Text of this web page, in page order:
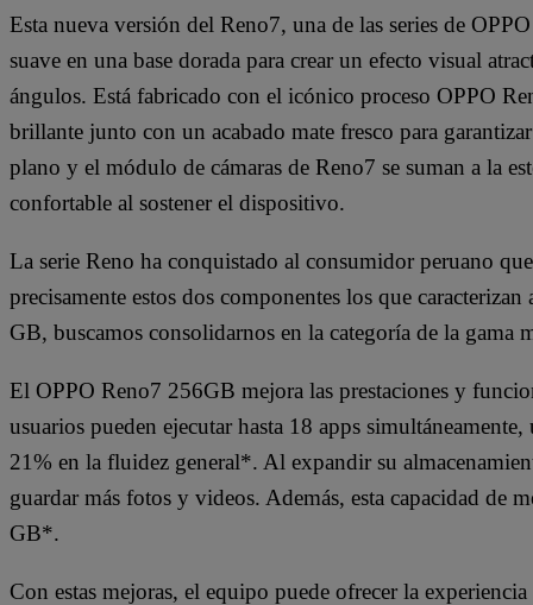
Esta nueva versión del Reno7, una de las series de
suave en una base dorada para crear un efecto visual
ángulos. Está fabricado con el icónico proceso OPPO
brillante junto con un acabado mate fresco para
plano y el módulo de cámaras de Reno7 se suman a la
confortable al sostener el dispositivo.
La serie Reno ha conquistado al consumidor peruano
precisamente estos dos componentes los que
GB, buscamos consolidarnos en la categoría de la
El OPPO Reno7 256GB mejora las prestaciones y
usuarios pueden ejecutar hasta 18 apps
21% en la fluidez general*. Al expandir su
guardar más fotos y videos. Además, esta capacidad de
GB*.
Con estas mejoras, el equipo puede ofrecer la